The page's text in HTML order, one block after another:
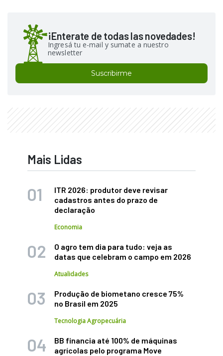
¡Enterate de todas las novedades!
Ingresá tu e-mail y sumate a nuestro
newsletter
Suscribirme
Mais Lidas
ITR 2026: produtor deve revisar
cadastros antes do prazo de
declaração
Economia
O agro tem dia para tudo: veja as
datas que celebram o campo em 2026
Atualidades
Produção de biometano cresce 75%
no Brasil em 2025
Tecnologia Agropecuária
BB financia até 100% de máquinas
agrícolas pelo programa Move